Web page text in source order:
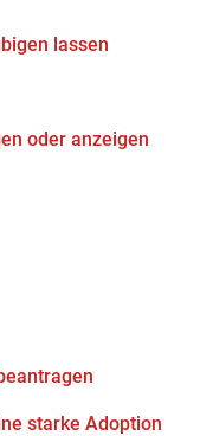
lassen
oder anzeigen
starke Adoption